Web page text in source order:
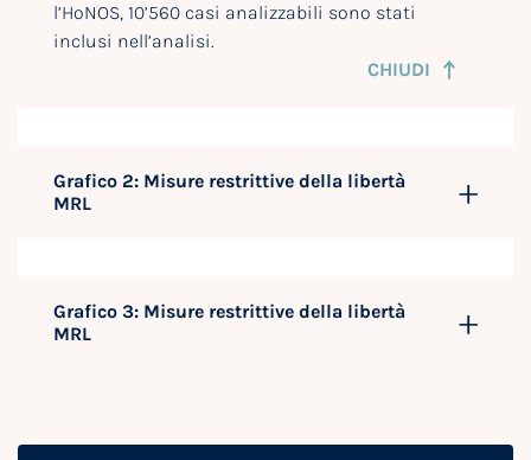
l’HoNOS, 10’560 casi analizzabili sono stati
inclusi nell’analisi.
CHIUDI
Grafico 2: Misure restrittive della libertà
MRL
Grafico 3: Misure restrittive della libertà
MRL